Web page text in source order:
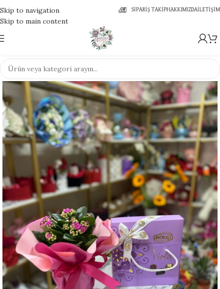
Skip to navigation
Skip to main content
SIPARIŞ TAKIPHAKKIMIZDAİLETIŞIM